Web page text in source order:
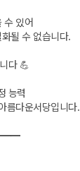
수 있어
될 수 없습니다.
다 💪
능력
름다운서당입니다.